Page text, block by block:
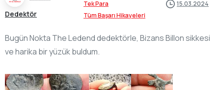
Dedektör
Tek Para
Tüm Başarı Hikayeleri
15.03.2024
Bugün Nokta The Ledend dedektörle, Bizans Billon sikkesi
ve harika bir yüzük buldum.